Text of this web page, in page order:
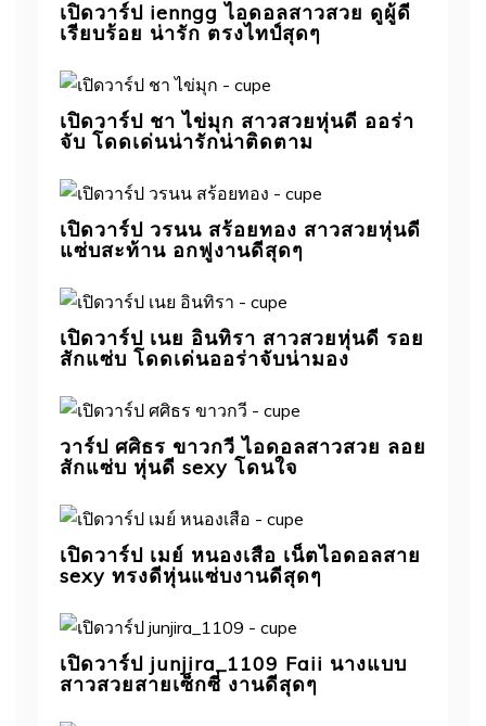
เปิดวาร์ป ienngg ไอดอลสาวสวย ดูผู้ดี
เรียบร้อย น่ารัก ตรงไทป์สุดๆ
เปิดวาร์ป ชา ไข่มุก สาวสวยหุ่นดี ออร่า
จับ โดดเด่นน่ารักน่าติดตาม
เปิดวาร์ป วรนน สร้อยทอง สาวสวยหุ่นดี
แซ่บสะท้าน อกฟูงานดีสุดๆ
เปิดวาร์ป เนย อินทิรา สาวสวยหุ่นดี รอย
สักแซ่บ โดดเด่นออร่าจับน่ามอง
วาร์ป ศศิธร ขาวกวี ไอดอลสาวสวย ลอย
สักแซ่บ หุ่นดี sexy โดนใจ
เปิดวาร์ป เมย์ หนองเสือ เน็ตไอดอลสาย
sexy ทรงดีหุ่นแซ่บงานดีสุดๆ
เปิดวาร์ป junjira_1109 Faii นางแบบ
สาวสวยสายเซ็กซี่ งานดีสุดๆ